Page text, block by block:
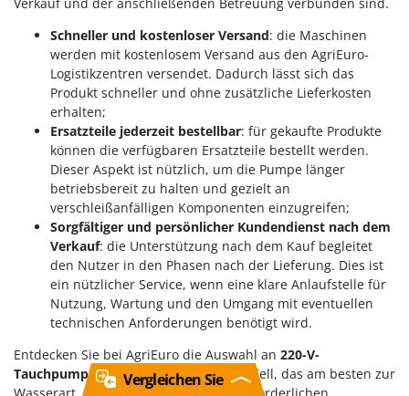
Schneller und kostenloser Versand: die Maschinen
werden mit kostenlosem Versand aus den AgriEuro-
Logistikzentren versendet. Dadurch lässt sich das
Produkt schneller und ohne zusätzliche Lieferkosten
erhalten;
Ersatzteile jederzeit bestellbar: für gekaufte Produkte
können die verfügbaren Ersatzteile bestellt werden.
Dieser Aspekt ist nützlich, um die Pumpe länger
betriebsbereit zu halten und gezielt an
verschleißanfälligen Komponenten einzugreifen;
Sorgfältiger und persönlicher Kundendienst nach dem
Verkauf: die Unterstützung nach dem Kauf begleitet
den Nutzer in den Phasen nach der Lieferung. Dies ist
ein nützlicher Service, wenn eine klare Anlaufstelle für
Nutzung, Wartung und den Umgang mit eventuellen
technischen Anforderungen benötigt wird.
Entdecken Sie bei AgriEuro die Auswahl an 220-V-
Tauchpumpenund wählen Sie das Modell, das am besten zur
Vergleichen Sie